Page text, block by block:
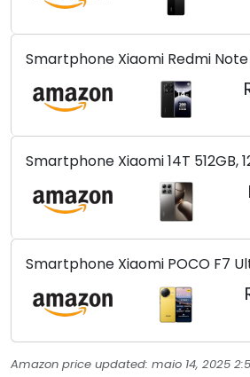
Smartphone Xiaomi Redmi Note
Midnight Black (Preto) 12GB RAM
[ 24090RA29G ]
Smartphone Xiaomi 14T 512GB,
Leica, Cinza - no Brasil
Smartphone Xiaomi POCO F7
256GB/16+512GB Processador
Top de Linha Chip VisionBoost
Pesados Tela Flow AMOLED 2K...
Amazon price updated: maio 14, 2025